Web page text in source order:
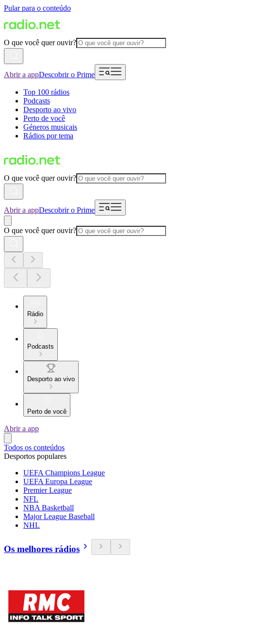
Pular para o conteúdo
O que você quer ouvir?
Abrir a appDescobrir o Prime
Top 100 rádios
Podcasts
Desporto ao vivo
Perto de você
Géneros musicais
Rádios por tema
O que você quer ouvir?
Abrir a appDescobrir o Prime
O que você quer ouvir?
Rádio
Podcasts
Desporto ao vivo
Perto de você
Abrir a app
Todos os conteúdos
Desportos populares
UEFA Champions League
UEFA Europa League
Premier League
NFL
NBA Basketball
Major League Baseball
NHL
Os melhores rádios